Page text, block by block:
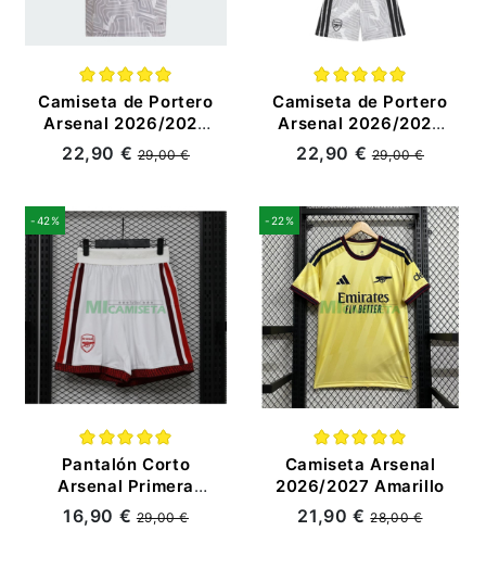
Camiseta de Portero
Arsenal 2026/2027
Gris
22,90 €29,00 €
Camiseta de Portero
Arsenal 2026/2027
Gris Niño Kit
22,90 €29,00 €
-42%
Pantalón Corto
Arsenal Primera
Equipación
2026/2027 Blanco
16,90 €29,00 €
-22%
Camiseta Arsenal
2026/2027 Amarillo
21,90 €28,00 €